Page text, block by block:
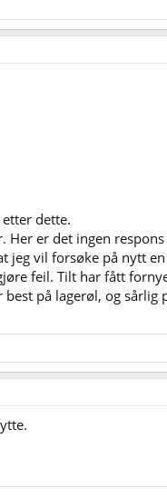
dette.
er det ingen
jeg vil forsøke på nytt en
feil. Tilt har fått
på lagerøl, og